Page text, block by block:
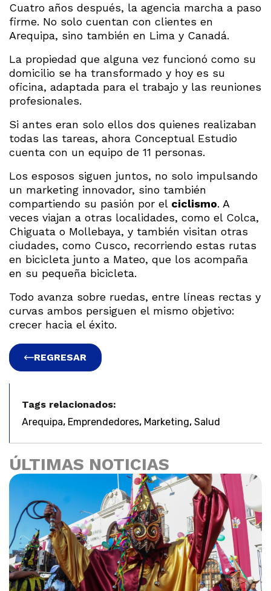
Cuatro años después, la agencia marcha a paso
firme. No solo cuentan con clientes en
Arequipa, sino también en Lima y Canadá.
La propiedad que alguna vez funcionó como su
domicilio se ha transformado y hoy es su
oficina, adaptada para el trabajo y las reuniones
profesionales.
Si antes eran solo ellos dos quienes realizaban
todas las tareas, ahora Conceptual Estudio
cuenta con un equipo de 11 personas.
Los esposos siguen juntos, no solo impulsando
un marketing innovador, sino también
compartiendo su pasión por el ciclismo. A
veces viajan a otras localidades, como el Colca,
Chiguata o Mollebaya, y también visitan otras
ciudades, como Cusco, recorriendo estas rutas
en bicicleta junto a Mateo, que los acompaña
en su pequeña bicicleta.
Todo avanza sobre ruedas, entre líneas rectas y
curvas ambos persiguen el mismo objetivo:
crecer hacia el éxito.
REGRESAR
Tags relacionados:
Arequipa, Emprendedores, Marketing, Salud
ÚLTIMAS NOTICIAS